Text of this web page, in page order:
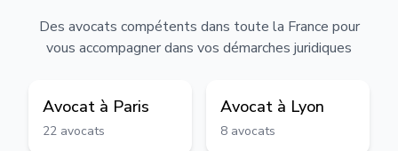
Des avocats compétents dans toute la France pour
vous accompagner dans vos démarches juridiques
Avocat à Paris
22 avocats
Avocat à Lyon
8 avocats